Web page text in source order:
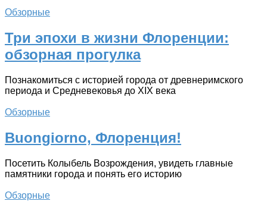
Обзорные
Три эпохи в жизни Флоренции:
обзорная прогулка
Познакомиться с историей города от древнеримского
периода и Средневековья до XIX века
Обзорные
Buongiorno, Флоренция!
Посетить Колыбель Возрождения, увидеть главные
памятники города и понять его историю
Обзорные